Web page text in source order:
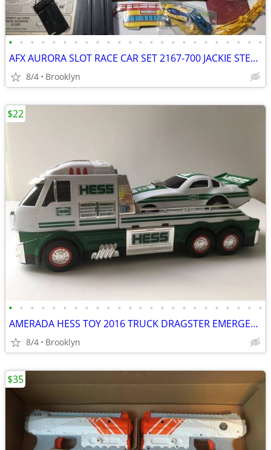
• • • • • • • • • • • • • • • • • • • • • • • •
AFX AURORA SLOT RACE CAR SET 2167-700 JACKIE STEWART WINNERS CIRCLE HO
8/4 Brooklyn
• • • • • • • • • • • • • • • • • • • • • • • •
AMERADA HESS TOY 2016 TRUCK DRAGSTER EMERGENCY FLASHERS RCE CAR SOUND
8/4 Brooklyn
$22
$35